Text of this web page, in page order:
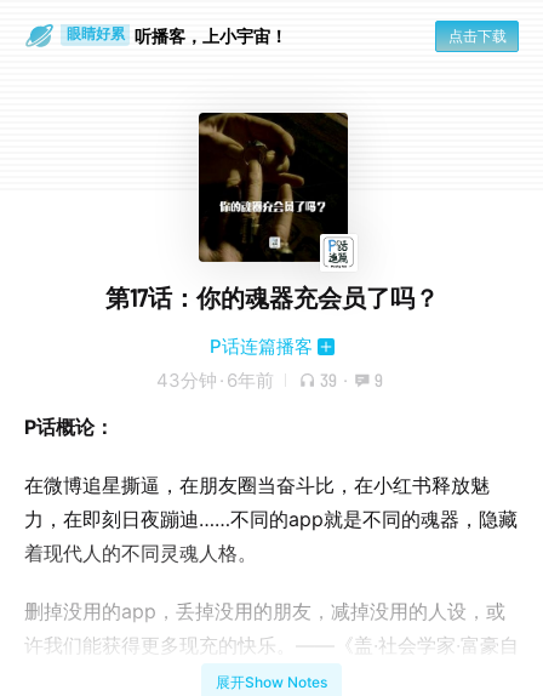
眼睛好累 听播客，上小宇宙！ 点击下载
第17话：你的魂器充会员了吗？
P话连篇播客
43分钟 · 6年前 39 · 9
P话概论：
在微博追星撕逼，在朋友圈当奋斗比，在小红书释放魅
力，在即刻日夜蹦迪……不同的app就是不同的魂器，隐藏
着现代人的不同灵魂人格。
删掉没用的app，丢掉没用的朋友，减掉没用的人设，或
许我们能获得更多现充的快乐。——《盖·社会学家·富豪自
展开Show Notes